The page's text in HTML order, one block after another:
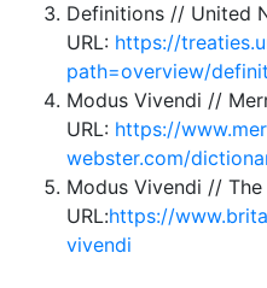
Definitions // United
URL: https://
path=overview/
Modus Vivendi //
URL: https://
webster.com/
Modus Vivendi //
URL:https://
vivendi